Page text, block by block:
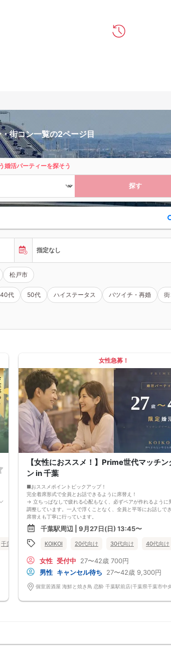
街コン一覧の2ページ目
婚活パーティーを探そう
探す
指定なし
松戸市
40代 50代 ハイステータス バツイチ・再婚 街
千葉駅周辺
女性急募！
【女性におススメ！】Prime世代マッチン
ン in 千葉
■おススメポイントピックアップ！
完全着席形式で全員とお話できるように席替え！
→ 立ちっぱなしで疲れる心配もなく、必ずペアが作れるように
調整しています。一人で浮くことなく、全員と平等にお話しでき
席替えも丁寧に行っています。
会話を盛り上げるプロフィールシート！
→ 趣味や好みからスムーズに会話がスタート！「何を話そう…」
となく、共通の話題で盛り上がれます。
自然なつながりをサポートするマッチングゲーム開催！
るように返却されるので安心です。
■最少催行人数
男女4対4
■中止判断タイミング
前日20時、または開催6時間前の時点で最少開催人数に満たない
千葉駅周辺 | 9月27日(日) 13:45〜
KOIKOI 20代向け 30代向け 40代向け
女性 受付中 27〜42歳 700円
男性 キャンセル待ち 27〜42歳 9,300円